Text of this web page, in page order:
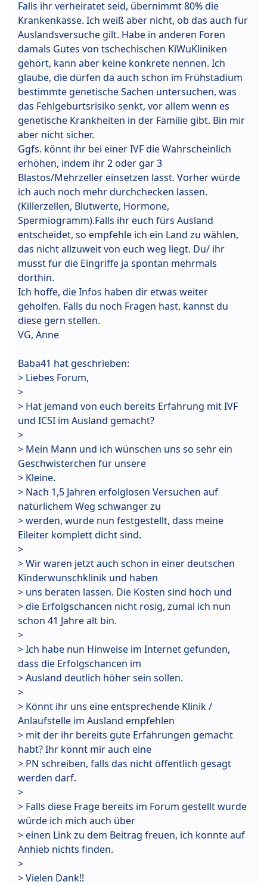
Falls ihr verheiratet seid, übernimmt 80% die
Krankenkasse. Ich weiß aber nicht, ob das auch für
Auslandsversuche gilt. Habe in anderen Foren
damals Gutes von tschechischen KiWuKliniken
gehört, kann aber keine konkrete nennen. Ich
glaube, die dürfen da auch schon im Frühstadium
bestimmte genetische Sachen untersuchen, was
das Fehlgeburtsrisiko senkt, vor allem wenn es
genetische Krankheiten in der Familie gibt. Bin mir
aber nicht sicher.
Ggfs. könnt ihr bei einer IVF die Wahrscheinlich
erhöhen, indem ihr 2 oder gar 3
Blastos/Mehrzeller einsetzen lasst. Vorher würde
ich auch noch mehr durchchecken lassen.
(Killerzellen, Blutwerte, Hormone,
Spermiogramm).Falls ihr euch fürs Ausland
entscheidet, so empfehle ich ein Land zu wählen,
das nicht allzuweit von euch weg liegt. Du/ ihr
müsst für die Eingriffe ja spontan mehrmals
dorthin.
Ich hoffe, die Infos haben dir etwas weiter
geholfen. Falls du noch Fragen hast, kannst du
diese gern stellen.
VG, Anne
Baba41 hat geschrieben:
> Liebes Forum,
>
> Hat jemand von euch bereits Erfahrung mit IVF
und ICSI im Ausland gemacht?
>
> Mein Mann und ich wünschen uns so sehr ein
Geschwisterchen für unsere
> Kleine.
> Nach 1,5 Jahren erfolglosen Versuchen auf
natürlichem Weg schwanger zu
> werden, wurde nun festgestellt, dass meine
Eileiter komplett dicht sind.
>
> Wir waren jetzt auch schon in einer deutschen
Kinderwunschklinik und haben
> uns beraten lassen. Die Kosten sind hoch und
> die Erfolgschancen nicht rosig, zumal ich nun
schon 41 Jahre alt bin.
>
> Ich habe nun Hinweise im Internet gefunden,
dass die Erfolgschancen im
> Ausland deutlich höher sein sollen.
>
> Könnt ihr uns eine entsprechende Klinik /
Anlaufstelle im Ausland empfehlen
> mit der ihr bereits gute Erfahrungen gemacht
habt? Ihr könnt mir auch eine
> PN schreiben, falls das nicht öffentlich gesagt
werden darf.
>
> Falls diese Frage bereits im Forum gestellt wurde
würde ich mich auch über
> einen Link zu dem Beitrag freuen, ich konnte auf
Anhieb nichts finden.
>
> Vielen Dank!!